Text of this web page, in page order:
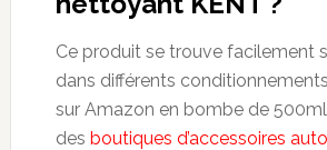
Ce produit se trouve facilement
dans différents
sur Amazon en bombe de
des boutiques d’accessoires